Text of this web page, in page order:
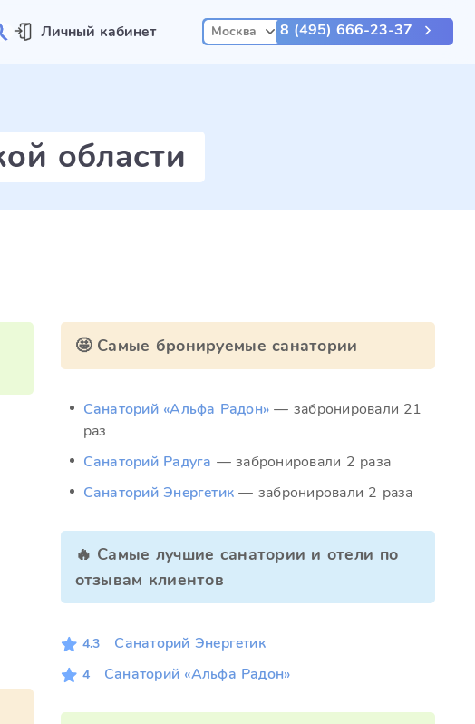
Личный кабинет Москва 8 (495) 666-23-37
области
🤩 Самые бронируемые санатории
Санаторий «Альфа Радон» — забронировали 21
раз
Санаторий Радуга — забронировали 2 раза
Санаторий Энергетик — забронировали 2 раза
🔥 Самые лучшие санатории и отели по
отзывам клиентов
4.3 Санаторий Энергетик
4 Санаторий «Альфа Радон»